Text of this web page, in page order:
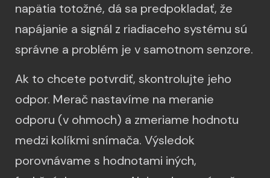
napätia totožné, dá sa predpokladať, že
napájanie a signál z riadiaceho systému sú
správne a problém je v samotnom senzore.
Ak to chcete potvrdiť, skontrolujte jeho
odpor. Merač nastavíme na meranie
odporu (v ohmoch) a zmeriame hodnotu
medzi kolíkmi snímača. Výsledok
porovnávame s hodnotami iných,